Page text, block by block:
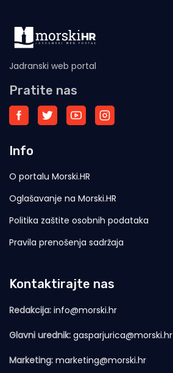
Jadranski web portal
Pratite nas
Info
O portalu Morski.HR
Oglašavanje na Morski.HR
Politika zaštite osobnih podataka
Pravila prenošenja sadržaja
Kontaktirajte nas
Redakcija: info@morski.hr
Glavni urednik: gasparjurica@morski.hr
Marketing: marketing@morski.hr